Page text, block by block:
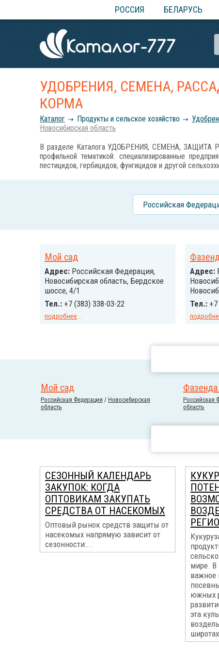
РОССИЯ БЕЛАРУСЬ
УДОБРЕНИЯ, СЕМЕНА,
КОРМА
Каталог Продукты и сельское хозяйство
Новосибирская область
В разделе Каталога УДОБРЕНИЯ, СЕМЕНА, ЗАЩИТА
профильной тематикой: специализированные
пестицидов, гербицидов, фунгицидов и другой
Российcкая
Мой сад
Адрес: Российcкая Федерация,
Новосибирская область, Бердское
шоссе, 4/1
Тел.: +7 (383) 338-03-22
подробнее...
Адрес:
Тел.:
Мой сад
Российcкая Федерация / Новосибирская
область
Российcкая
область
СЕЗОННЫЙ КАЛЕНДАРЬ
ЗАКУПОК: КОГДА
ОПТОВИКАМ ЗАКУПАТЬ
СРЕДСТВА ОТ НАСЕКОМЫХ
Оптовый рынок средств защиты от
насекомых напрямую зависит от
сезонности:...
мире. В
важное
южных
эта